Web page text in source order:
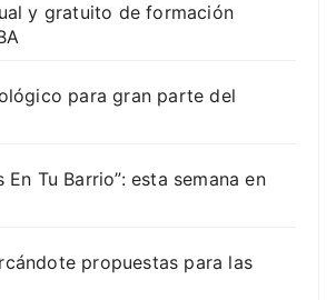
y gratuito de formación
para gran parte del
En Tu Barrio”: esta semana en
propuestas para las